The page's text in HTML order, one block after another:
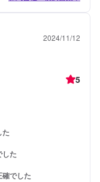
2024/11/12
5
た
した
確でした